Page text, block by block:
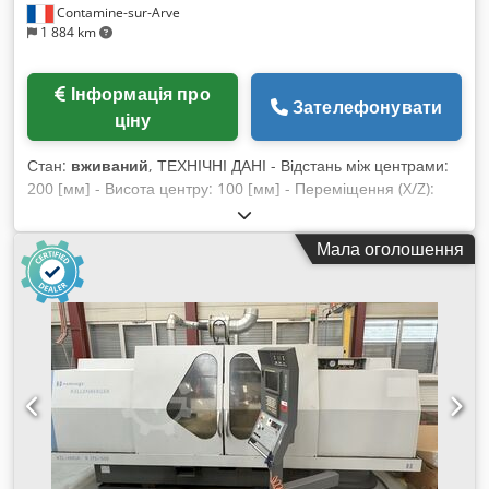
Contamine-sur-Arve
1 884 km
ціну
Зателефонувати
Стан: вживаний, ТЕХНІЧНІ ДАНІ - Відстань між центрами:
200 [мм] - Висота центру: 100 [мм] - Переміщення (X/Z):
130 / 170 [мм] ШПИНДЕЛЬНИЙ КОРПУС ТРИМАЧА
ШЛІФУВАЛЬНОГО КОЛА - Розміри круга: 400 x 63 x 127
[мм] - Периферійна швидкість: 45 [м/сек] - Потужність: 3
[кВт] Cedpfx Ajuhbxmonisha - Орієнтація: 30 [°]
ШПИНДЕЛЬНИЙ КОРПУС ДЛЯ ЗАГОТОВОК - Конус: Морзе
4 (CM4) - Обороти: 600 - 3000 [об/хв] - Потужність: 0,5 [кВт]
- Точність індексації по осі C: +/- 0,5 [°] ЗАДНЯ БАБКА -
Конус: Морзе 2 (CM2) - Хід пінолі: 30 [мм]
ЕЛЕКТРОЖИВЛЕННЯ - Напруга: 400 [В] - Частота: 50 [Гц] -
Встановлена потужність: 19 [кВА] ГАБАРИТИ - Займана
площа: 1760 x 2180 [мм] - Висота: 2630 [мм] - Вага: 4 000
[кг] ГОТИННИКИ - Години під напругою: 46 943 [г] - Робочі
Мала оголошення